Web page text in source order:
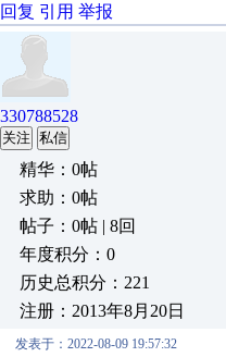
回复 引用 举报
330788528
关注 私信
精华：0帖
求助：0帖
帖子：0帖 | 8回
年度积分：0
历史总积分：221
注册：2013年8月20日
发表于：2022-08-09 19:57:32